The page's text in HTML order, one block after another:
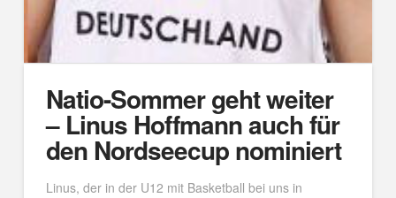
Natio-Sommer geht weiter
– Linus Hoffmann auch für
den Nordseecup nominiert
Linus, der in der U12 mit Basketball bei uns in